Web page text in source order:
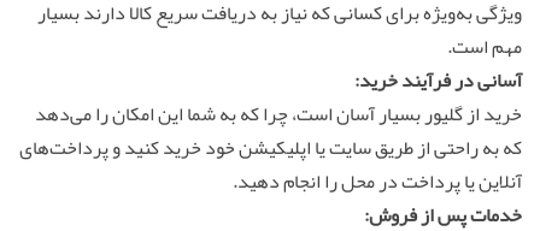
ویژگی به‌ویژه برای کسانی که نیاز به دریافت سریع کالا دارند بسیار
مهم است.
آسانی در فرآیند خرید:
خرید از گلیور بسیار آسان است، چرا که به شما این امکان را می‌دهد
که به راحتی از طریق سایت یا اپلیکیشن خود خرید کنید و پرداخت‌های
آنلاین یا پرداخت در محل را انجام دهید.
خدمات پس از فروش: